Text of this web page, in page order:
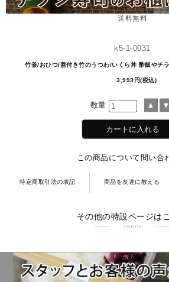
送料無料
k5-1-0031
竹釜/おひつ/蓋付き竹のうつわ/いくら丼 酢飯やチ
3,993円(税込)
数量
この商品について問い合
特定商取引法の表記 商品を友達に教える
その他の特設ページは